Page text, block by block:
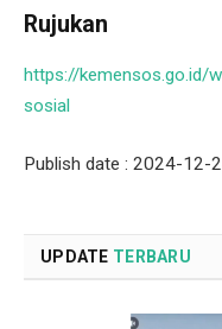
Rujukan
https://kemensos.go.id/
sosial
Publish date : 2024-12-
UPDATE TERBARU